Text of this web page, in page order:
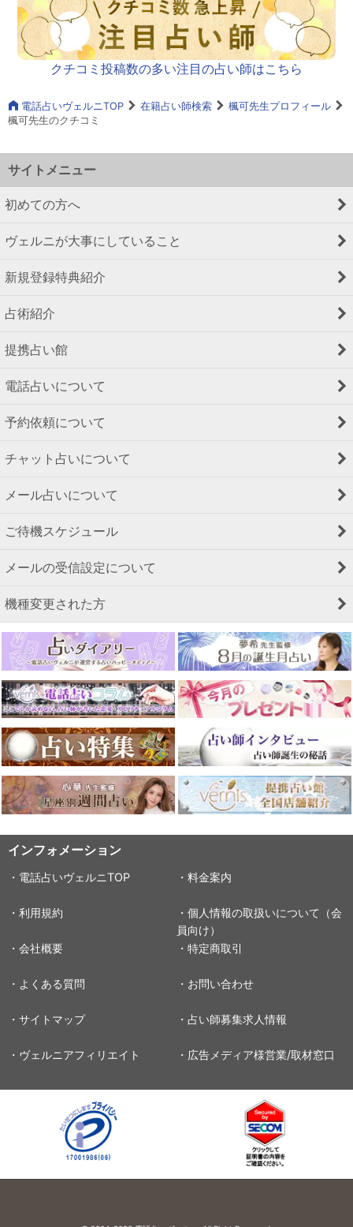
クチコミ投稿数の多い注目の占い師はこちら
電話占いヴェルニTOP 在籍占い師検索
楓可先生プロフィール
楓可先生のクチコミ
サイトメニュー
初めての方へ
ヴェルニが大事にしていること
新規登録特典紹介
占術紹介
提携占い館
電話占いについて
予約依頼について
チャット占いについて
メール占いについて
ご待機スケジュール
メールの受信設定について
機種変更された方
インフォメーション
・電話占いヴェルニTOP ・料金案内
・利用規約
・個人情報の取扱いについて（会
員向け）
・会社概要
・特定商取引
・よくある質問 ・お問い合わせ
・サイトマップ ・占い師募集求人情報
・ヴェルニアフィリエイト ・広告メディア様営業/取材窓口